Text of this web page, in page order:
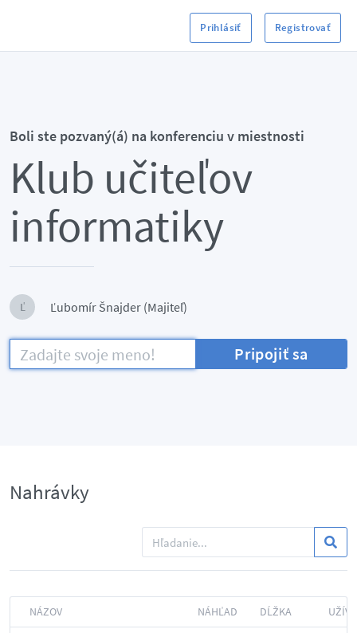
Prihlásiť Registrovať
Boli ste pozvaný(á) na konferenciu v miestnosti
Klub učiteľov
informatiky
Ľ Ľubomír Šnajder (Majiteľ)
Pripojiť sa
Nahrávky
NÁZOV NÁHĽAD DĹŽKA